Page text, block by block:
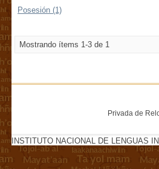
Posesión (1)
Mostrando ítems 1-3 de 1
Privada de
INSTITUTO NACIONAL DE LENGUAS